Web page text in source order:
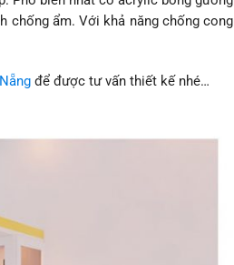
chống ẩm. Với khả năng chống cong
để được tư vấn thiết kế nhé…